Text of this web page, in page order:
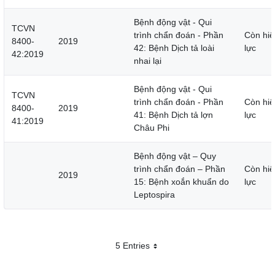
TCVN
8400-
42:2019
2019
Bệnh động vật - Qui
trình chẩn đoán - Phần
42: Bệnh Dịch tả loài
nhai lại
Còn
lực
TCVN
8400-
41:2019
2019
Bệnh động vật - Qui
trình chẩn đoán - Phần
41: Bệnh Dịch tả lợn
Châu Phi
Còn
lực
2019
Bệnh động vật – Quy
trình chẩn đoán – Phần
15: Bệnh xoắn khuẩn do
Leptospira
Còn
lực
5 EntriesMỗi trang